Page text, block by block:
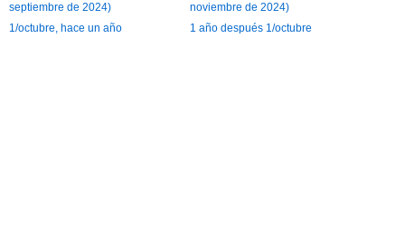
septiembre de 2024)
noviembre de 2024)
1/octubre, hace un año
1 año después 1/octubre